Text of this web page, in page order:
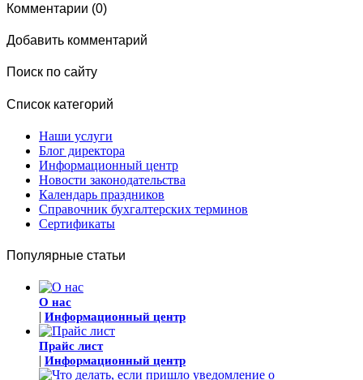
Комментарии (0)
Добавить комментарий
Поиск по сайту
Список категорий
Наши услуги
Блог директора
Информационный центр
Новости законодательства
Календарь праздников
Справочник бухгалтерских терминов
Сертификаты
Популярные статьи
О нас
| Информационный центр
Прайс лист
| Информационный центр